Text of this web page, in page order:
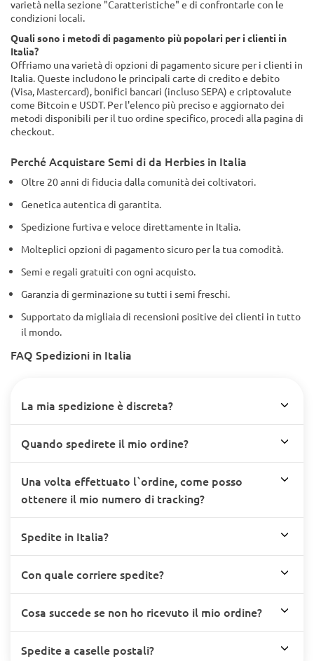
varietà nella sezione "Caratteristiche" e di confrontarle con le
condizioni locali.
Quali sono i metodi di pagamento più popolari per i clienti in
Italia?
Offriamo una varietà di opzioni di pagamento sicure per i clienti in
Italia. Queste includono le principali carte di credito e debito
(Visa, Mastercard), bonifici bancari (incluso SEPA) e criptovalute
come Bitcoin e USDT. Per l'elenco più preciso e aggiornato dei
metodi disponibili per il tuo ordine specifico, procedi alla pagina di
checkout.
Perché Acquistare Semi di da Herbies in Italia
Oltre 20 anni di fiducia dalla comunità dei coltivatori.
Genetica autentica di garantita.
Spedizione furtiva e veloce direttamente in Italia.
Molteplici opzioni di pagamento sicuro per la tua comodità.
Semi e regali gratuiti con ogni acquisto.
Garanzia di germinazione su tutti i semi freschi.
Supportato da migliaia di recensioni positive dei clienti in tutto
il mondo.
FAQ Spedizioni in Italia
La mia spedizione è discreta?
Quando spedirete il mio ordine?
Una volta effettuato l`ordine, come posso
ottenere il mio numero di tracking?
Spedite in Italia?
Con quale corriere spedite?
Cosa succede se non ho ricevuto il mio ordine?
Spedite a caselle postali?